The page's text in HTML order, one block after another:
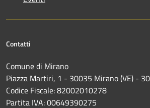
Contatti
Comune di Mirano
Piazza Martiri, 1 - 30035 Mirano (VE) -
Codice Fiscale: 82002010278
Partita IVA: 00649390275